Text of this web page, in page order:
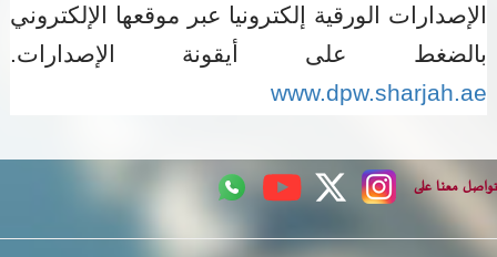
الإصدارات الورقية إلكترونيا عبر موقعها الإلكتروني
بالضغط على أيقونة الإصدارات.
www.dpw.sharjah.ae
معنا على